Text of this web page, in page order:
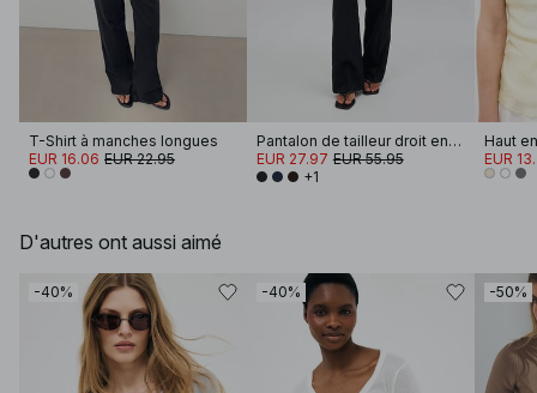
T-Shirt à manches longues
EUR 16.06 EUR 22.95
Pantalon de tailleur droit en sergé à taille mi-haute
EUR 27.97 EUR 55.95
+1
EUR
D'autres ont aussi aimé
-40% -40% -50%